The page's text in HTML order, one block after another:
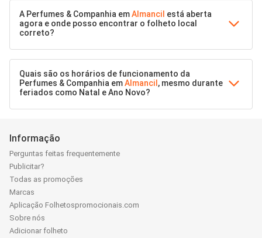
A Perfumes & Companhia emAlmancil está aberta
agora e onde posso encontrar o folheto local
correto?
Quais são os horários de funcionamento da
Perfumes & Companhia emAlmancil , mesmo durante
feriados como Natal e Ano Novo?
Informação
Perguntas feitas frequentemente
Publicitar?
Todas as promoções
Marcas
Aplicação Folhetospromocionais.com
Sobre nós
Adicionar folheto